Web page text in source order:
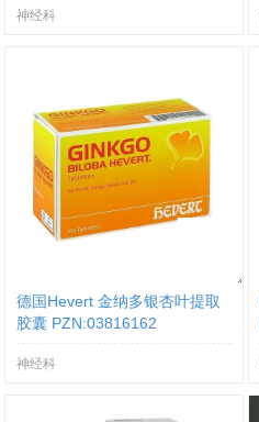
神经科
德国Hevert 金纳多银杏叶提取
胶囊 PZN:03816162
神经科